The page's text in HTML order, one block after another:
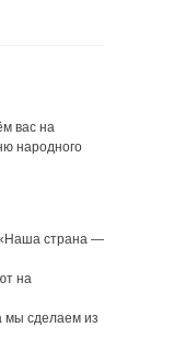
вас на
народного
страна —
на
мы сделаем из